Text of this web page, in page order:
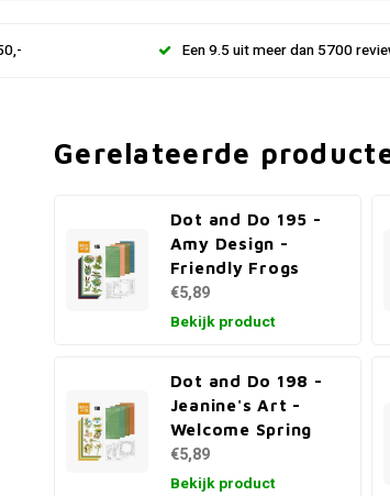
Een 9.5 uit meer dan 5700
Gerelateerde
Dot and Do 195 -
Amy Design -
Friendly Frogs
€5,89
Bekijk product
Dot and Do 198 -
Jeanine's Art -
Welcome Spring
€5,89
Bekijk product